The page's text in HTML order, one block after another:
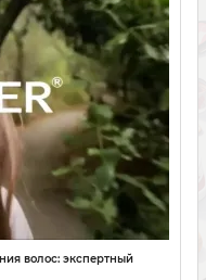
волос: экспертный